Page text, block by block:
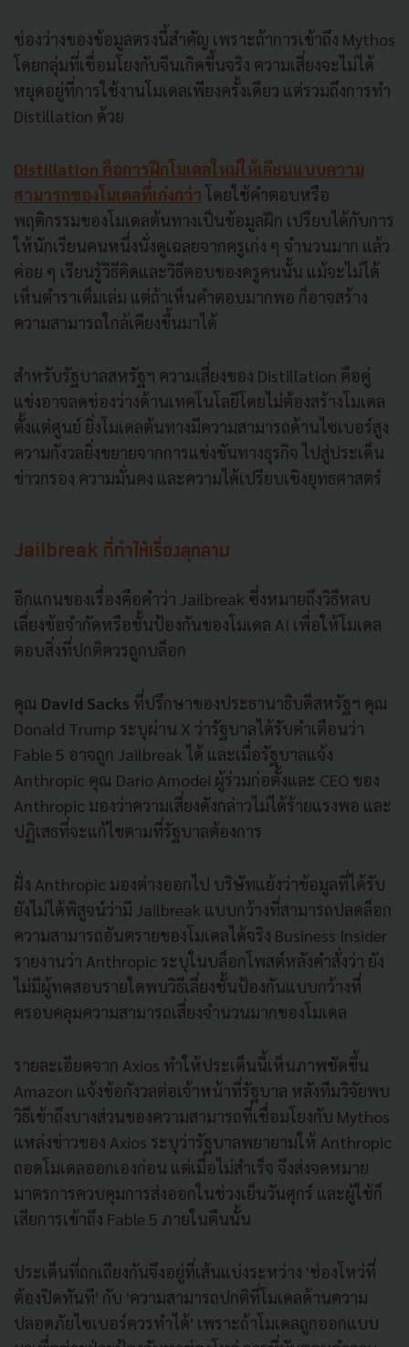
ช่องว่างของข้อมูลตรงนี้สำคัญ เพราะถ้าการเข้าถึง Mythos
โดยกลุ่มที่เชื่อมโยงกับจีนเกิดขึ้นจริง ความเสี่ยงจะไม่ได้
หยุดอยู่ที่การใช้งานโมเดลเพียงครั้งเดียว แต่รวมถึงการทำ
Distillation ด้วย
Distillation คือการฝึกโมเดลใหม่ให้เลียนแบบความ
สามารถของโมเดลที่เก่งกว่า โดยใช้คำตอบหรือ
พฤติกรรมของโมเดลต้นทางเป็นข้อมูลฝึก เปรียบได้กับการ
ให้นักเรียนคนหนึ่งนั่งดูเฉลยจากครูเก่ง ๆ จำนวนมาก แล้ว
ค่อย ๆ เรียนรู้วิธีคิดและวิธีตอบของครูคนนั้น แม้จะไม่ได้
เห็นตำราเต็มเล่ม แต่ถ้าเห็นคำตอบมากพอ ก็อาจสร้าง
ความสามารถใกล้เคียงขึ้นมาได้
สำหรับรัฐบาลสหรัฐฯ ความเสี่ยงของ Distillation คือคู่
แข่งอาจลดช่องว่างด้านเทคโนโลยีโดยไม่ต้องสร้างโมเดล
ตั้งแต่ศูนย์ ยิ่งโมเดลต้นทางมีความสามารถด้านไซเบอร์สูง
ความกังวลยิ่งขยายจากการแข่งขันทางธุรกิจ ไปสู่ประเด็น
ข่าวกรอง ความมั่นคง และความได้เปรียบเชิงยุทธศาสตร์
Jailbreak ที่ทำให้เรื่องลุกลาม
อีกแกนของเรื่องคือคำว่า Jailbreak ซึ่งหมายถึงวิธีหลบ
เลี่ยงข้อจำกัดหรือชั้นป้องกันของโมเดล AI เพื่อให้โมเดล
ตอบสิ่งที่ปกติควรถูกบล็อก
คุณ David Sacks ที่ปรึกษาของประธานาธิบดีสหรัฐฯ คุณ
Donald Trump ระบุผ่าน X ว่ารัฐบาลได้รับคำเตือนว่า
Fable 5 อาจถูก Jailbreak ได้ และเมื่อรัฐบาลแจ้ง
Anthropic คุณ Dario Amodei ผู้ร่วมก่อตั้งและ CEO ของ
Anthropic มองว่าความเสี่ยงดังกล่าวไม่ได้ร้ายแรงพอ และ
ปฏิเสธที่จะแก้ไขตามที่รัฐบาลต้องการ
ฝั่ง Anthropic มองต่างออกไป บริษัทแย้งว่าข้อมูลที่ได้รับ
ยังไม่ได้พิสูจน์ว่ามี Jailbreak แบบกว้างที่สามารถปลดล็อก
ความสามารถอันตรายของโมเดลได้จริง Business Insider
รายงานว่า Anthropic ระบุในบล็อกโพสต์หลังคำสั่งว่า ยัง
ไม่มีผู้ทดสอบรายใดพบวิธีเลี่ยงชั้นป้องกันแบบกว้างที่
ครอบคลุมความสามารถเสี่ยงจำนวนมากของโมเดล
รายละเอียดจาก Axios ทำให้ประเด็นนี้เห็นภาพชัดขึ้น
Amazon แจ้งข้อกังวลต่อเจ้าหน้าที่รัฐบาล หลังทีมวิจัยพบ
วิธีเข้าถึงบางส่วนของความสามารถที่เชื่อมโยงกับ Mythos
แหล่งข่าวของ Axios ระบุว่ารัฐบาลพยายามให้ Anthropic
ถอดโมเดลออกเองก่อน แต่เมื่อไม่สำเร็จ จึงส่งจดหมาย
มาตรการควบคุมการส่งออกในช่วงเย็นวันศุกร์ และผู้ใช้ก็
เสียการเข้าถึง Fable 5 ภายในคืนนั้น
ประเด็นที่ถกเถียงกันจึงอยู่ที่เส้นแบ่งระหว่าง 'ช่องโหว่ที่
ต้องปิดทันที' กับ 'ความสามารถปกติที่โมเดลด้านความ
ปลอดภัยไซเบอร์ควรทำได้' เพราะถ้าโมเดลถูกออกแบบ